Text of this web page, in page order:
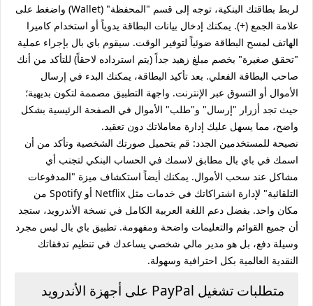
لربط بطاقتك البنكية، توجه إلى قسم "المحفظة" (Wallet) واضغط على
علامة الجمع (+). يمكنك إدخال بيانات البطاقة يدوياً أو استخدام كاميرا
الهاتف لمسح البطاقة ضوئياً لتوفير الوقت. سيقوم باي بال بإجراء عملية
"تحقق صغيرة" بخصم مبلغ زهيد جداً (يتم استرداده لاحقاً) للتأكد من أنك
صاحب البطاقة الفعلي. بعد تأكيد البطاقة، يمكنك البدء في إرسال
الأموال أو التسوق عبر الإنترنت. واجهة التطبيق مصممة لتكون بديهية؛
حيث تجد أزرار "إرسال" و"طلب" الأموال في الصفحة الرئيسية بشكل
واضح، مما يسهل عليك إدارة معاملاتك دون تعقيد.
نصيحة للمستخدمين الجدد: قم بتحميل صورتك الشخصية وتأكد من أن
اسمك في باي بال مطابق لاسمك في الحساب البنكي لتجنب أي
مشاكل عند سحب الأموال. يمكنك أيضاً استكشاف ميزة "المدفوعات
التلقائية" لإدارة اشتراكاتك في خدمات مثل Netflix أو Spotify من
مكان واحد. بفضل دعم اللغة العربية الكامل في نسخة الأندرويد، ستجد
أن جميع القوائم والتعليمات واضحة ومفهومة. تطبيق باي بال ليس مجرد
وسيلة دفع، بل هو مدير مالي شخصي يساعدك في تنظيم تدفقاتك
النقدية العالمية بكل احترافية وسهولة.
متطلبات تشغيل PayPal على أجهزة الأندرويد